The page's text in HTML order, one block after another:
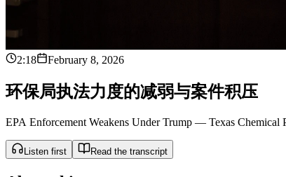
2:18 February 8, 2026
环保局执法力度的减弱与案件积压
EPA Enforcement Weakens Under Trump — Texas Chemical
Listen first Read the transcript